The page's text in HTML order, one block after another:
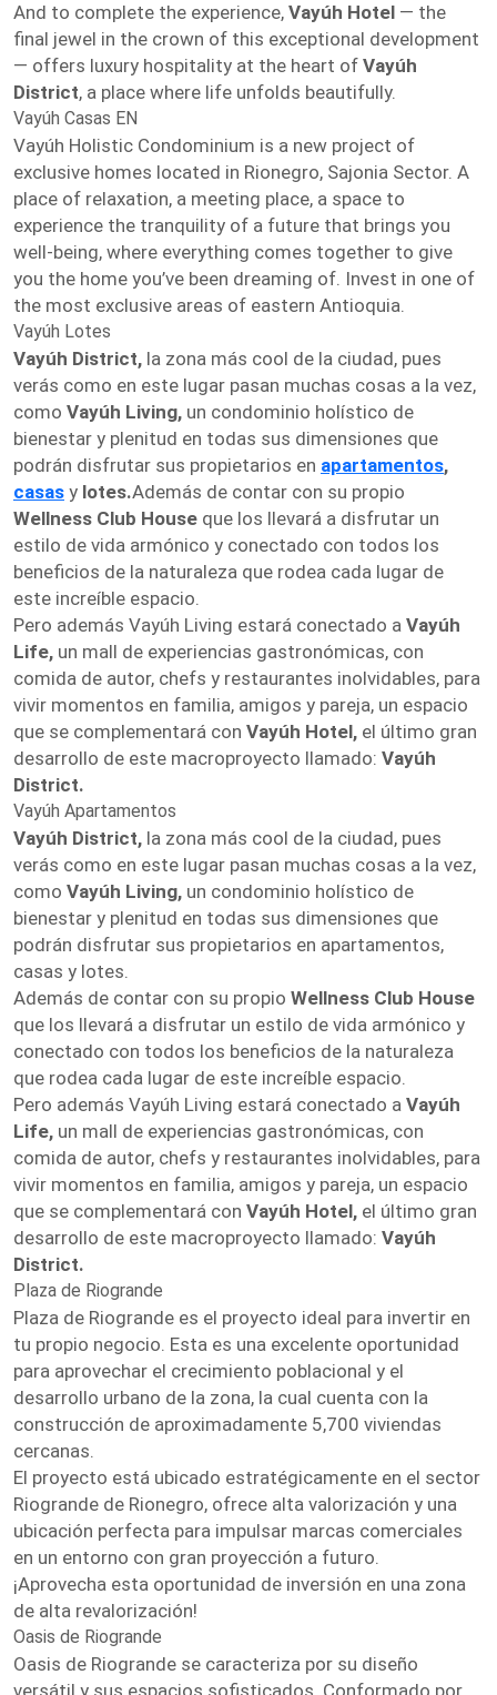
And to complete the experience, Vayúh Hotel — the
final jewel in the crown of this exceptional development
— offers luxury hospitality at the heart of Vayúh
District, a place where life unfolds beautifully.
Vayúh Casas EN
Vayúh Holistic Condominium is a new project of
exclusive homes located in Rionegro, Sajonia Sector. A
place of relaxation, a meeting place, a space to
experience the tranquility of a future that brings you
well-being, where everything comes together to give
you the home you’ve been dreaming of. Invest in one of
the most exclusive areas of eastern Antioquia.
Vayúh Lotes
Vayúh District, la zona más cool de la ciudad, pues
verás como en este lugar pasan muchas cosas a la vez,
como Vayúh Living, un condominio holístico de
bienestar y plenitud en todas sus dimensiones que
podrán disfrutar sus propietarios en apartamentos,
casas y lotes.Además de contar con su propio
Wellness Club House que los llevará a disfrutar un
estilo de vida armónico y conectado con todos los
beneficios de la naturaleza que rodea cada lugar de
este increíble espacio.
Pero además Vayúh Living estará conectado a Vayúh
Life, un mall de experiencias gastronómicas, con
comida de autor, chefs y restaurantes inolvidables, para
vivir momentos en familia, amigos y pareja, un espacio
que se complementará con Vayúh Hotel, el último gran
desarrollo de este macroproyecto llamado: Vayúh
District.
Vayúh Apartamentos
Vayúh District, la zona más cool de la ciudad, pues
verás como en este lugar pasan muchas cosas a la vez,
como Vayúh Living, un condominio holístico de
bienestar y plenitud en todas sus dimensiones que
podrán disfrutar sus propietarios en apartamentos,
casas y lotes.
Además de contar con su propio Wellness Club House
que los llevará a disfrutar un estilo de vida armónico y
conectado con todos los beneficios de la naturaleza
que rodea cada lugar de este increíble espacio.
Pero además Vayúh Living estará conectado a Vayúh
Life, un mall de experiencias gastronómicas, con
comida de autor, chefs y restaurantes inolvidables, para
vivir momentos en familia, amigos y pareja, un espacio
que se complementará con Vayúh Hotel, el último gran
desarrollo de este macroproyecto llamado: Vayúh
District.
Plaza de Riogrande
Plaza de Riogrande es el proyecto ideal para invertir en
tu propio negocio. Esta es una excelente oportunidad
para aprovechar el crecimiento poblacional y el
desarrollo urbano de la zona, la cual cuenta con la
construcción de aproximadamente 5,700 viviendas
cercanas.
El proyecto está ubicado estratégicamente en el sector
Riogrande de Rionegro, ofrece alta valorización y una
ubicación perfecta para impulsar marcas comerciales
en un entorno con gran proyección a futuro.
¡Aprovecha esta oportunidad de inversión en una zona
de alta revalorización!
Oasis de Riogrande
Oasis de Riogrande se caracteriza por su diseño
versátil y sus espacios sofisticados. Conformado por